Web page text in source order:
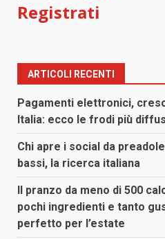
Registrati
ARTICOLI RECENTI
Pagamenti elettronici,
Italia: ecco le frodi più
Chi apre i social da
bassi, la ricerca italiana
Il pranzo da meno di 500
pochi ingredienti e tanto
perfetto per l’estate